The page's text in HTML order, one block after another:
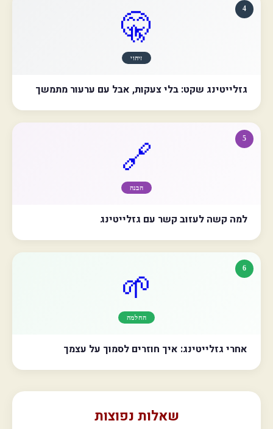
4
🤫
זיהוי
גזלייטינג שקט: בלי צעקות, אבל עם ערעור מתמשך
5
🔗
הבנה
למה קשה לעזוב קשר עם גזלייטינג
6
🌱
החלמה
אחרי גזלייטינג: איך חוזרים לסמוך על עצמך
שאלות נפוצות